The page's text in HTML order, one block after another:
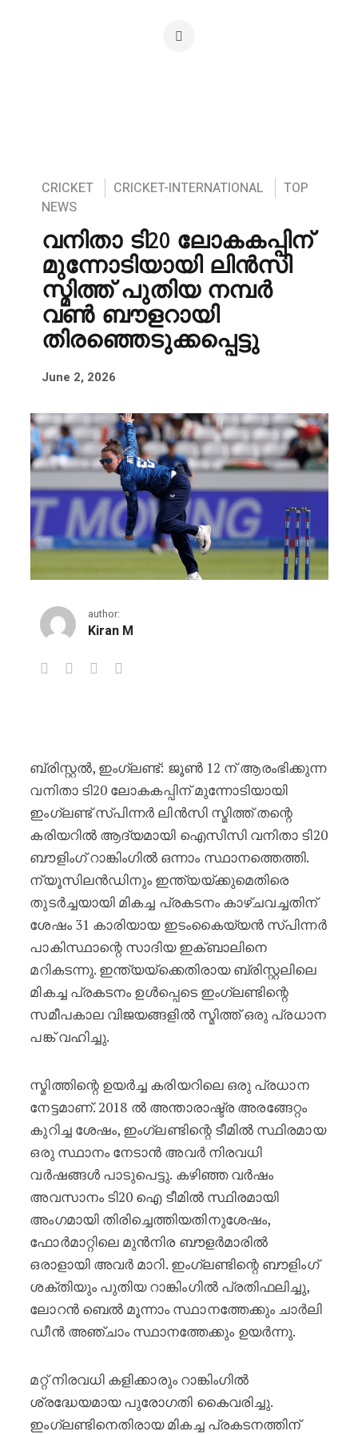
CRICKET CRICKET-INTERNATIONAL
TOP
NEWS
വനിതാ ടി20 ലോകകപ്പിന്
മുന്നോടിയായി ലിൻസി
സ്മിത്ത് പുതിയ നമ്പർ
വൺ ബൗളറായി
തിരഞ്ഞെടുക്കപ്പെട്ടു
June 2, 2026
author:
Kiran M
ബ്രിസ്റ്റൽ, ഇംഗ്ലണ്ട്: ജൂൺ 12 ന് ആരംഭിക്കുന്ന
വനിതാ ടി20 ലോകകപ്പിന് മുന്നോടിയായി
ഇംഗ്ലണ്ട് സ്പിന്നർ ലിൻസി സ്മിത്ത് തന്റെ
കരിയറിൽ ആദ്യമായി ഐസിസി വനിതാ ടി20
ബൗളിംഗ് റാങ്കിംഗിൽ ഒന്നാം സ്ഥാനത്തെത്തി.
ന്യൂസിലൻഡിനും ഇന്ത്യയ്ക്കുമെതിരെ
തുടർച്ചയായി മികച്ച പ്രകടനം കാഴ്ചവച്ചതിന്
ശേഷം 31 കാരിയായ ഇടംകൈയ്യൻ സ്പിന്നർ
പാകിസ്ഥാന്റെ സാദിയ ഇക്ബാലിനെ
മറികടന്നു. ഇന്ത്യയ്‌ക്കെതിരായ ബ്രിസ്റ്റലിലെ
മികച്ച പ്രകടനം ഉൾപ്പെടെ ഇംഗ്ലണ്ടിന്റെ
സമീപകാല വിജയങ്ങളിൽ സ്മിത്ത് ഒരു പ്രധാന
പങ്ക് വഹിച്ചു.
സ്മിത്തിന്റെ ഉയർച്ച കരിയറിലെ ഒരു പ്രധാന
നേട്ടമാണ്. 2018 ൽ അന്താരാഷ്ട്ര അരങ്ങേറ്റം
കുറിച്ച ശേഷം, ഇംഗ്ലണ്ടിന്റെ ടീമിൽ സ്ഥിരമായ
ഒരു സ്ഥാനം നേടാൻ അവർ നിരവധി
വർഷങ്ങൾ പാടുപെട്ടു. കഴിഞ്ഞ വർഷം
അവസാനം ടി20 ഐ ടീമിൽ സ്ഥിരമായി
അംഗമായി തിരിച്ചെത്തിയതിനുശേഷം,
ഫോർമാറ്റിലെ മുൻനിര ബൗളർമാരിൽ
ഒരാളായി അവർ മാറി. ഇംഗ്ലണ്ടിന്റെ ബൗളിംഗ്
ശക്തിയും പുതിയ റാങ്കിംഗിൽ പ്രതിഫലിച്ചു,
ലോറൻ ബെൽ മൂന്നാം സ്ഥാനത്തേക്കും ചാർലി
ഡീൻ അഞ്ചാം സ്ഥാനത്തേക്കും ഉയർന്നു.
മറ്റ് നിരവധി കളിക്കാരും റാങ്കിംഗിൽ
ശ്രദ്ധേയമായ പുരോഗതി കൈവരിച്ചു.
ഇംഗ്ലണ്ടിനെതിരായ മികച്ച പ്രകടനത്തിന്